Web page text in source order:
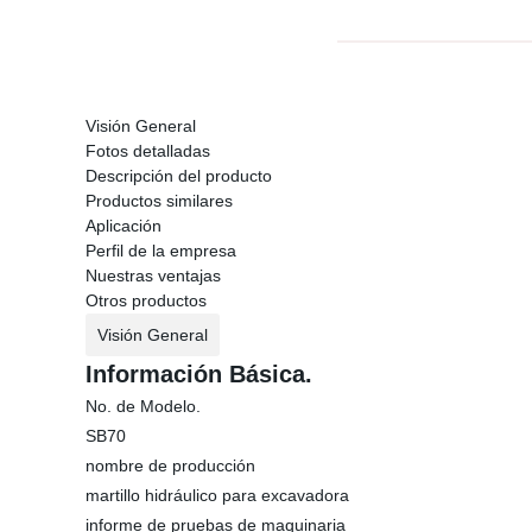
Visión General
Fotos detalladas
Descripción del producto
Productos similares
Aplicación
Perfil de la empresa
Nuestras ventajas
Otros productos
Visión General
Información Básica.
No. de Modelo.
SB70
nombre de producción
martillo hidráulico para excavadora
informe de pruebas de maquinaria